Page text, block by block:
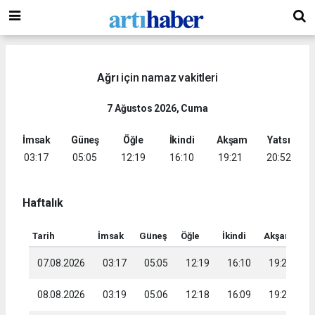
Ağrıiçin namaz vakitleri
7 Ağustos 2026, Cuma
İmsak
03:17
Güneş
05:05
Öğle
12:19
İkindi
16:10
Akşam
19:21
Yatsı
20:52
Haftalık
Tarih İmsak Güneş Öğle İkindi Akşam
07.08.2026 03:17 05:05 12:19 16:10 19:21
08.08.2026 03:19 05:06 12:18 16:09 19:20